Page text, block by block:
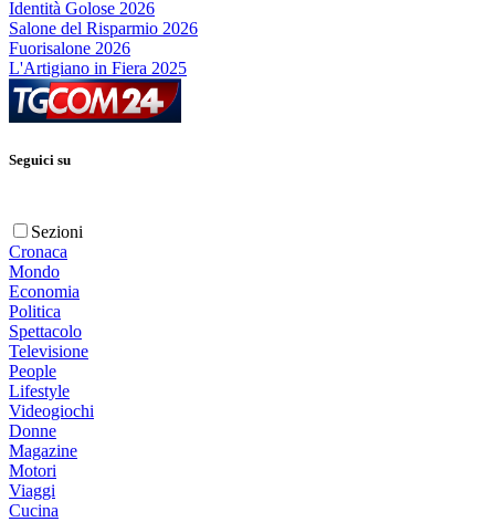
Identità Golose 2026
Salone del Risparmio 2026
Fuorisalone 2026
L'Artigiano in Fiera 2025
Seguici su
Sezioni
Cronaca
Mondo
Economia
Politica
Spettacolo
Televisione
People
Lifestyle
Videogiochi
Donne
Magazine
Motori
Viaggi
Cucina